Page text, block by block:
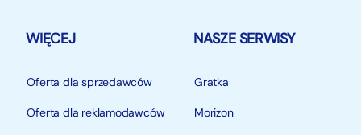
WIĘCEJ
Oferta dla sprzedawców
Oferta dla reklamodawców
NASZE SERWISY
Gratka
Morizon